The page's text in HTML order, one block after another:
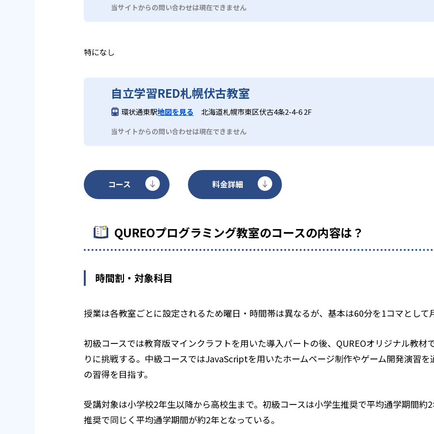
が、教室によっては持ち込みのパソコンで授業を行う場合もある。その他、一部の教室では特
当サイトからの問い合わせは現在できません
特になし
自立学習RED札幌伏古教室
環状通東駅地図を見る 北海道札幌市東区伏古4条2-4-6 2F
当サイトからの問い合わせは現在できません
コース 料金詳細
QUREOプログラミング教室のコースの内容は？
時間割・対象科目
授業は各教室ごとに設定されるため曜日・時間帯は異なるが、基本は60分を1コマとして
初級コースでは教育版マインクラフトを用いた導入パートの後、QUREOオリジナル教材
りに挑戦する。中級コースではJavaScriptを用いたホームページ制作やゲーム開発演習
の習得を目指す。
受講対象は小学校2年生以降から高校生まで。初級コースは小学生推奨で平均通学期間約
推奨で同じく平均通学期間が約2年となっている。